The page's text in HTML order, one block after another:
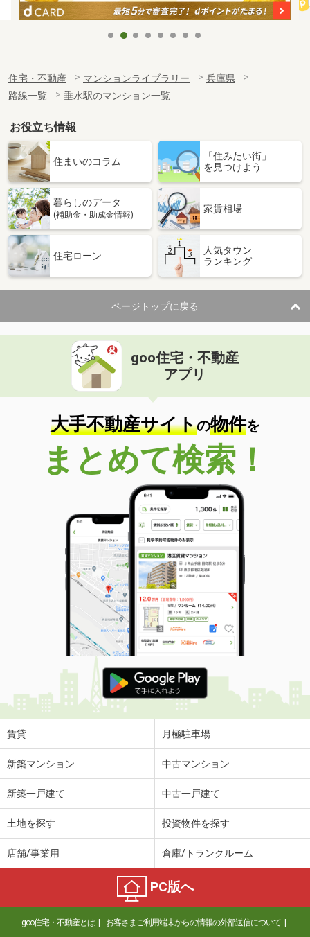
住宅・不動産 マンションライブラリー
兵庫県
路線一覧
垂水駅のマンション一覧
お役立ち情報
住まいのコラム
「住みたい街」
を見つけよう
暮らしのデータ
(補助金・助成金情報)
家賃相場
住宅ローン
人気タウン
ランキング
ページトップに戻る
goo住宅・不動産
アプリ
大手不動産サイトの物件を
まとめて検索！
賃貸 月極駐車場
新築マンション 中古マンション
新築一戸建て 中古一戸建て
土地を探す 投資物件を探す
店舗/事業用 倉庫/トランクルーム
PC版へ
goo住宅・不動産とは お客さまご利用端末からの情報の外部送信について